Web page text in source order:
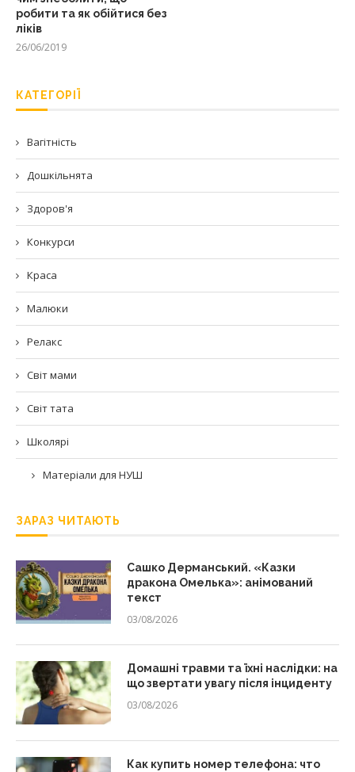
робити та як обійтися без
ліків
26/06/2019
КАТЕГОРІЇ
Вагітність
Дошкільнята
Здоров'я
Конкурси
Краса
Малюки
Релакс
Світ мами
Світ тата
Школярі
Матеріали для НУШ
ЗАРАЗ ЧИТАЮТЬ
Сашко Дерманський. «Казки
дракона Омелька»: анімований
текст
03/08/2026
Домашні травми та їхні наслідки: на
що звертати увагу після інциденту
03/08/2026
Как купить номер телефона: что